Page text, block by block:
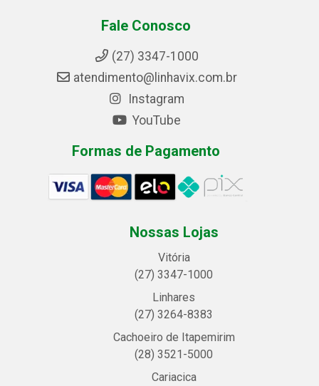
Fale Conosco
(27) 3347-1000
atendimento@linhavix.com.br
Instagram
YouTube
Formas de Pagamento
Nossas Lojas
Vitória
(27) 3347-1000
Linhares
(27) 3264-8383
Cachoeiro de Itapemirim
(28) 3521-5000
Cariacica